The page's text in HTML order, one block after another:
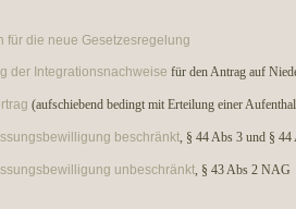
für die neue Gesetzesregelung
der Integrationsnachweise für den Antrag auf
(aufschiebend bedingt mit Erteilung einer
beschränkt, § 44 Abs 3 und §
unbeschränkt, § 43 Abs 2 NAG